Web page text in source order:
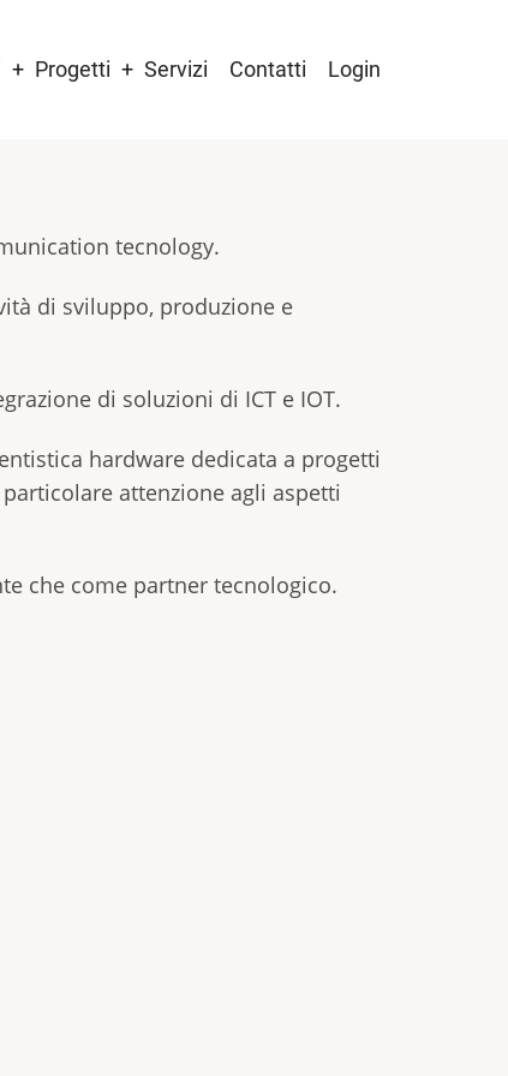
Progetti Servizi Contatti Login
tecnology.
di sviluppo, produzione e
di soluzioni di ICT e IOT.
hardware dedicata a progetti
attenzione agli aspetti
che come partner tecnologico.